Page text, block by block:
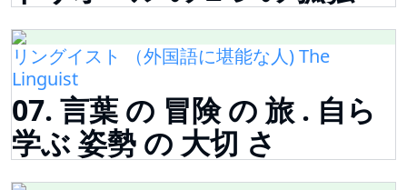
リングイスト （外国語に堪能な人) The
Linguist
07. 言葉 の 冒険 の 旅 . 自ら
学ぶ 姿勢 の 大切 さ